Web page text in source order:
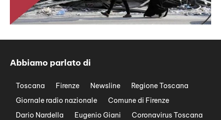
Abbiamo parlato di
Toscana Firenze Newsline
Regione Toscana
Giornale radio nazionale
Comune di Firenze
Dario Nardella
Eugenio Giani
Coronavirus Toscana